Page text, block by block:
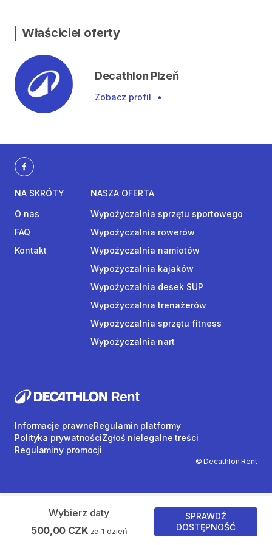
Właściciel oferty
Decathlon Plzeň
Zobacz profil •
Wybierz daty
500,00 CZK za 1 dzień
SPRAWDŹ
DOSTĘPNOŚĆ
NA SKRÓTY
O nas
FAQ
Kontakt
NASZA OFERTA
Wypożyczalnia sprzętu sportowego
Wypożyczalnia rowerów
Wypożyczalnia namiotów
Wypożyczalnia kajaków
Wypożyczalnia desek SUP
Wypożyczalnia trenażerów
Wypożyczalnia sprzętu fitness
Wypożyczalnia nart
© Decathlon Rent
Informacje prawneRegulamin platformy
Polityka prywatnościZgłoś nielegalne treści
Regulaminy promocji